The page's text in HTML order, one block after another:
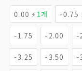
0.00 ⚡ 1개 -0.75
-1.75 -2.00 -
-3.25 -3.50 -